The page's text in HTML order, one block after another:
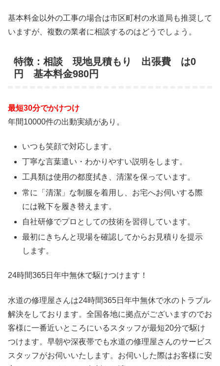
基本料金以外の工事の場合は市区町村の水道局も推奨して
いますが、複数の業者に相談するのはどうでしょう。
特徴：相談 現地見積もり 出張費 は0
円 基本料金980円
最短30分でかけつけ
年間10000件の出動実績があり。
いつも笑顔で対応します。
丁寧な言葉遣い・わかりやすい説明をします。
工具類は使用の都度拭き、清潔を保っています。
常に「清潔」な制服を着用し、お宅へお伺いする際
には靴下を履き替えます。
自社研修でプロとしての技術を習得しています。
最初にきちんと現場を確認してからお見積りを提示
します。
24時間365日 年中無休で駆けつけます！
水道の修理屋さんは24時間365日年中無休で水のトラブル
解決をしております。全国各地に拠点がございますのでお
客様に一番近いところにいるスタッフが最短20分で駆け
つけます。早朝や深夜帯でも水道の修理屋さんのサービス
スタッフがお伺いいたします。お伺いした際はお客様に安